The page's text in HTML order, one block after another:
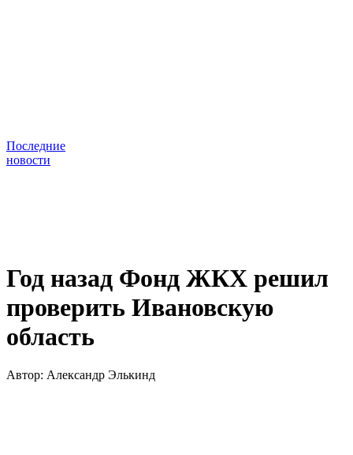
Последние
новости
Год назад Фонд ЖКХ решил
проверить Ивановскую
область
Автор: Александр Элькинд